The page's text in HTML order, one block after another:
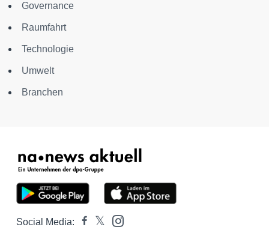
Governance
Raumfahrt
Technologie
Umwelt
Branchen
Social Media: